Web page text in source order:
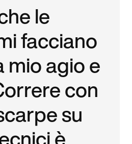
le
facciano
mio agio e
con
su